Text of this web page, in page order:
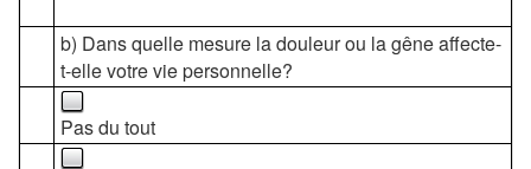
b) Dans quelle mesure la douleur ou la gêne affecte-
t-elle votre vie personnelle?
Pas du tout